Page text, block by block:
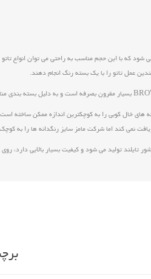
عمل تاتو را با یک بسته رنگ انجام دهند.
های خال کوبی را به کوچکترین اندازه ممکن
نمی کند اما شرکت مامز سایز رنگدانه ها را به